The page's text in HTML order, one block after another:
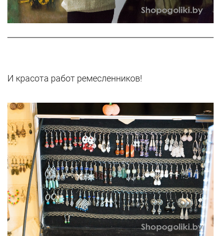
И красота работ ремесленников!